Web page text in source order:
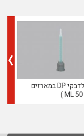
מערבל לדבקי DP במארזים